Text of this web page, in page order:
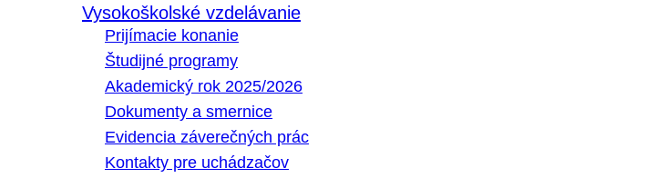
Vysokoškolské vzdelávanie
Prijímacie konanie
Študijné programy
Akademický rok 2025/2026
Dokumenty a smernice
Evidencia záverečných prác
Kontakty pre uchádzačov